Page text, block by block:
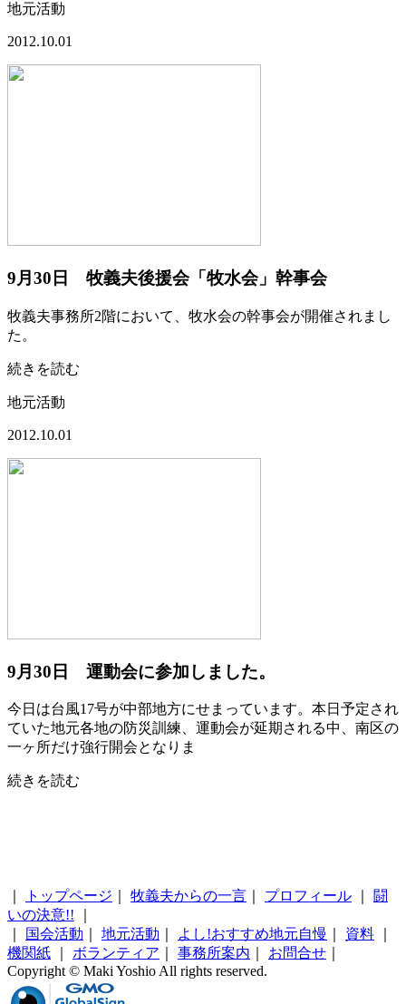
地元活動
2012.10.01
9月30日 牧義夫後援会「牧水会」幹事会
牧義夫事務所2階において、牧水会の幹事会が開催されまし
た。
続きを読む
地元活動
2012.10.01
9月30日 運動会に参加しました。
今日は台風17号が中部地方にせまっています。本日予定され
ていた地元各地の防災訓練、運動会が延期される中、南区の
一ヶ所だけ強行開会となりま
続きを読む
トップページ 牧義夫からの一言 プロフィール
闘
いの決意!!
国会活動 地元活動 よし!おすすめ地元自慢 資料
機関紙
ボランティア 事務所案内 お問合せ
Copyright © Maki Yoshio All rights reserved.